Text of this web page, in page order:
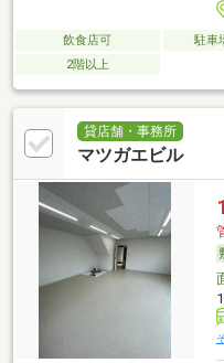
飲食店可 駐車
2階以上
貸店舗・事務所
マツガエビル